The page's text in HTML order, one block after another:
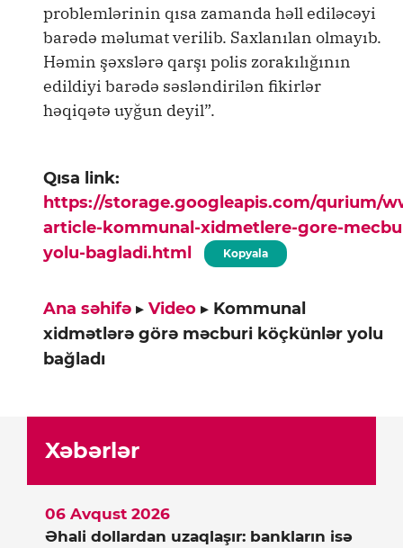
problemlərinin qısa zamanda həll ediləcəyi
barədə məlumat verilib. Saxlanılan olmayıb.
Həmin şəxslərə qarşı polis zorakılığının
edildiyi barədə səsləndirilən fikirlər
həqiqətə uyğun deyil”.
Qısa link:
https://storage.googleapis.com/qurium/
article-kommunal-xidmetlere-gore-
yolu-bagladi.html
Kopyala
Ana səhifə ▸ Video ▸ Kommunal
xidmətlərə görə məcburi köçkünlər yolu
bağladı
Xəbərlər
Əhali dollardan uzaqlaşır: bankların isə
06 Avqust 2026